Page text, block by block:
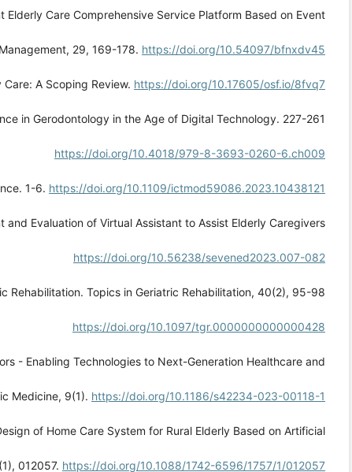
Care Comprehensive Service Platform Based on Event
29, 169-178. https://doi.org/10.54097/bfnxdv45
A Scoping Review. https://doi.org/10.17605/osf.io/8fvq7
in Gerodontology in the Age of Digital Technology. 227-261.
https://doi.org/10.4018/979-8-3693-0260-6.ch009
1-6. https://doi.org/10.1109/ictmod59086.2023.10438121
and Evaluation of Virtual Assistant to Assist Elderly Caregivers.
https://doi.org/10.56238/sevened2023.007-082
Rehabilitation. Topics in Geriatric Rehabilitation, 40(2), 95-98.
https://doi.org/10.1097/tgr.0000000000000428
- Enabling Technologies to Next-Generation Healthcare and
Medicine, 9(1). https://doi.org/10.1186/s42234-023-00118-1
of Home Care System for Rural Elderly Based on Artificial
012057. https://doi.org/10.1088/1742-6596/1757/1/012057